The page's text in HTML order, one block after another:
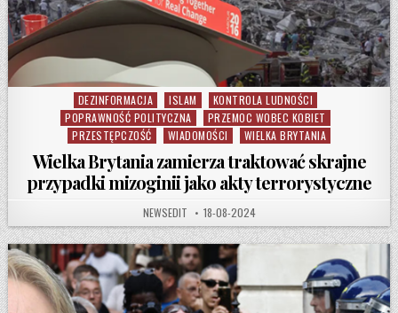
Posted in
DEZINFORMACJA ISLAM
KONTROLA LUDNOŚCI
POPRAWNOŚĆ POLITYCZNA
PRZEMOC WOBEC KOBIET
PRZESTĘPCZOŚĆ
WIADOMOŚCI WIELKA BRYTANIA
Wielka Brytania zamierza traktować skrajne
przypadki mizoginii jako akty terrorystyczne
AUTHOR:
NEWSEDIT PUBLISHED DATE:
18-08-2024